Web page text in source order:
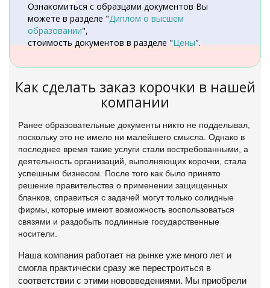
Ознакомиться с образцами документов Вы
можете в разделе "Диплом о высшем
образовании",
стоимость документов в разделе "Цены".
Как сделать заказ корочки в нашей
компании
Ранее образовательные документы никто не подделывал,
поскольку это не имело ни малейшего смысла. Однако в
последнее время такие услуги стали востребованными, а
деятельность организаций, выполняющих корочки, стала
успешным бизнесом. После того как было принято
решение правительства о применении защищенных
бланков, справиться с задачей могут только солидные
фирмы, которые имеют возможность воспользоваться
связями и раздобыть подлинные государственные
носители.
Наша компания работает на рынке уже много лет и
смогла практически сразу же перестроиться в
соответствии с этими нововведениями. Мы приобрели